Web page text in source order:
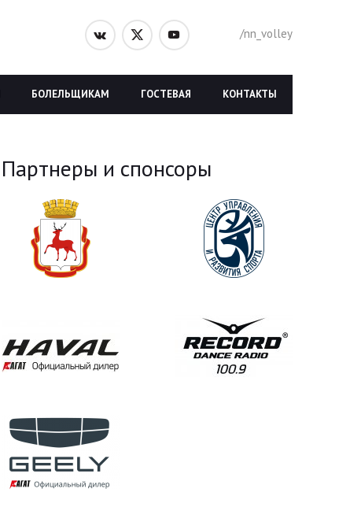
/nn_volley
КОНТАКТЫ
ГОСТЕВАЯ
БОЛЕЛЬЩИКАМ
Партнеры и спонсоры